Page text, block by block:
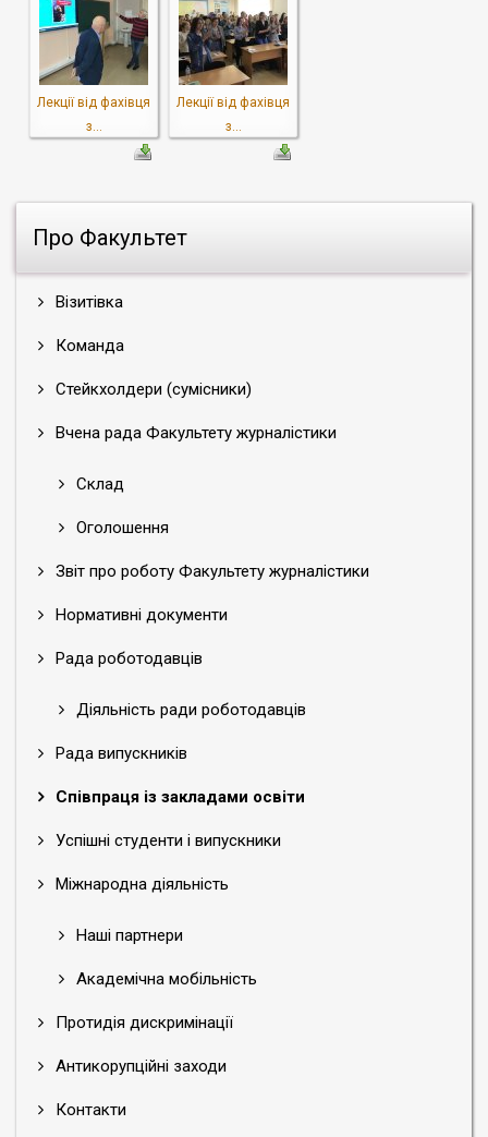
Про Факультет
Візитівка
Команда
Стейкхолдери (сумісники)
Вчена рада Факультету журналістики
Склад
Оголошення
Звіт про роботу Факультету журналістики
Нормативні документи
Рада роботодавців
Діяльність ради роботодавців
Рада випускників
Співпраця із закладами освіти
Успішні студенти і випускники
Міжнародна діяльність
Наші партнери
Академічна мобільність
Протидія дискримінації
Антикорупційні заходи
Контакти
Лекції від фахівця
з...
Лекції від фахівця
з...